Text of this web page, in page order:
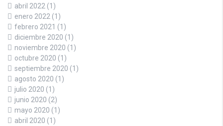
abril 2022 (1)
enero 2022 (1)
febrero 2021 (1)
diciembre 2020 (1)
noviembre 2020 (1)
octubre 2020 (1)
septiembre 2020 (1)
agosto 2020 (1)
julio 2020 (1)
junio 2020 (2)
mayo 2020 (1)
abril 2020 (1)